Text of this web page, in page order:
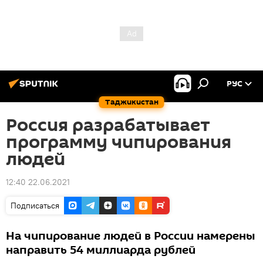
Таджикистан
РУС
Россия разрабатывает
программу чипирования
людей
12:40 22.06.2021
Подписаться
На чипирование людей в России намерены
направить 54 миллиарда рублей